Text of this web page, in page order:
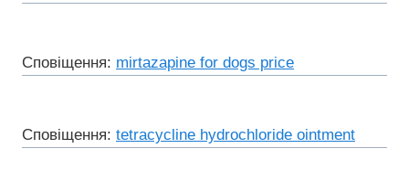
Сповіщення: mirtazapine for dogs price
Сповіщення: tetracycline hydrochloride ointment